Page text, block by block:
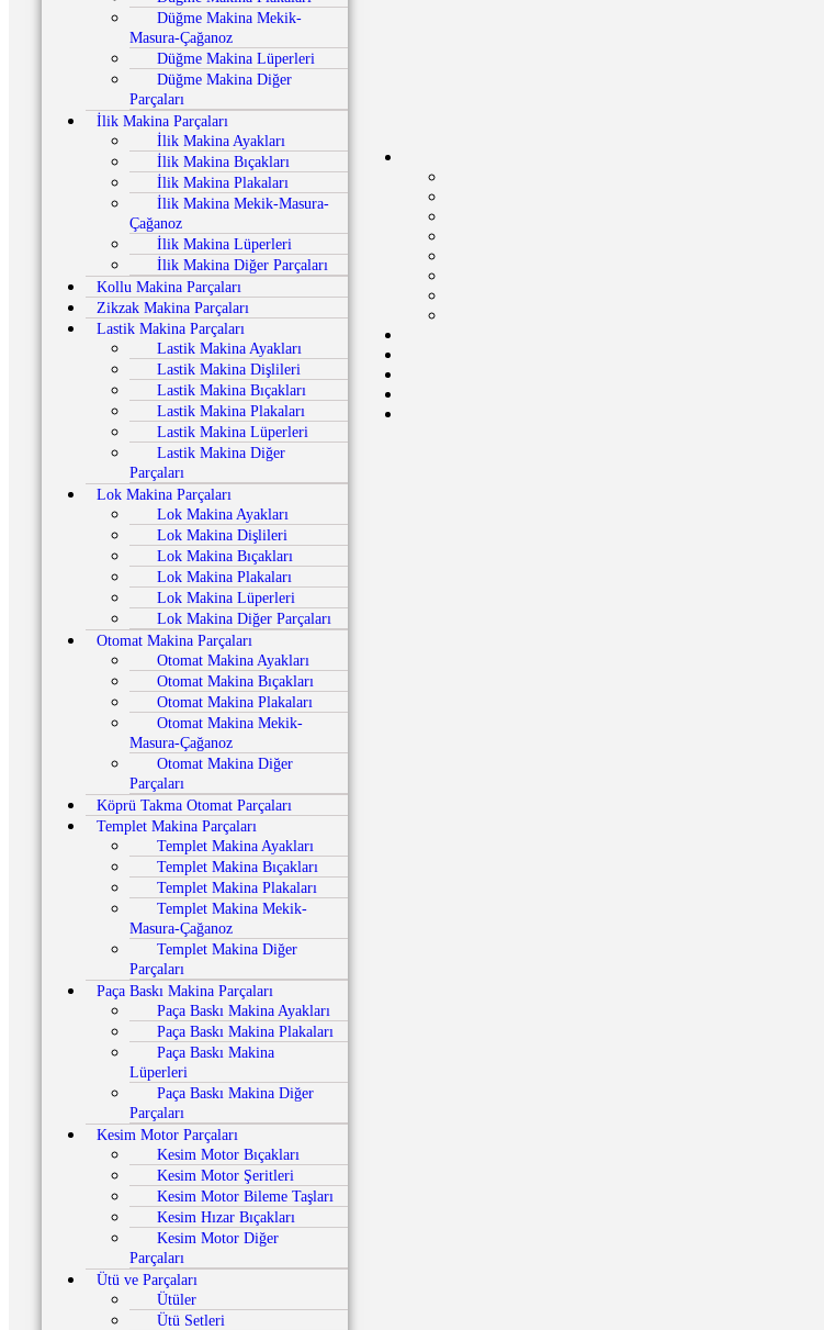
Düğme Makina Mekik-
Masura-Çağanoz
Düğme Makina Lüperleri
Düğme Makina Diğer
Parçaları
İlik Makina Parçaları
İlik Makina Ayakları
İlik Makina Bıçakları
İlik Makina Plakaları
İlik Makina Mekik-Masura-
Çağanoz
İlik Makina Lüperleri
İlik Makina Diğer Parçaları
Kollu Makina Parçaları
Zikzak Makina Parçaları
Lastik Makina Parçaları
Lastik Makina Ayakları
Lastik Makina Dişlileri
Lastik Makina Bıçakları
Lastik Makina Plakaları
Lastik Makina Lüperleri
Lastik Makina Diğer
Parçaları
Lok Makina Parçaları
Lok Makina Ayakları
Lok Makina Dişlileri
Lok Makina Bıçakları
Lok Makina Plakaları
Lok Makina Lüperleri
Lok Makina Diğer Parçaları
Otomat Makina Parçaları
Otomat Makina Ayakları
Otomat Makina Bıçakları
Otomat Makina Plakaları
Otomat Makina Mekik-
Masura-Çağanoz
Otomat Makina Diğer
Parçaları
Köprü Takma Otomat Parçaları
Templet Makina Parçaları
Templet Makina Ayakları
Templet Makina Bıçakları
Templet Makina Plakaları
Templet Makina Mekik-
Masura-Çağanoz
Templet Makina Diğer
Parçaları
Paça Baskı Makina Parçaları
Paça Baskı Makina Ayakları
Paça Baskı Makina Plakaları
Paça Baskı Makina
Lüperleri
Paça Baskı Makina Diğer
Parçaları
Kesim Motor Parçaları
Kesim Motor Bıçakları
Kesim Motor Şeritleri
Kesim Motor Bileme Taşları
Kesim Hızar Bıçakları
Kesim Motor Diğer
Parçaları
Ütü ve Parçaları
Ütüler
Ütü Setleri